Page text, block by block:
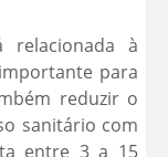
relacionada à
para
reduzir o
sanitário com
entre 3 a 15